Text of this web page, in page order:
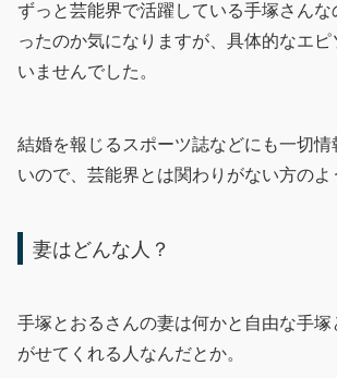
ずっと芸能界で活躍している手塚さんな
ったのか気になりますが、具体的なエピ
いませんでした。
結婚を報じるスポーツ誌などにも一切情
いので、芸能界とは関わりがない方のよ
妻はどんな人？
手塚とおるさんの妻は何かと自由な手塚
がせてくれる人なんだとか。